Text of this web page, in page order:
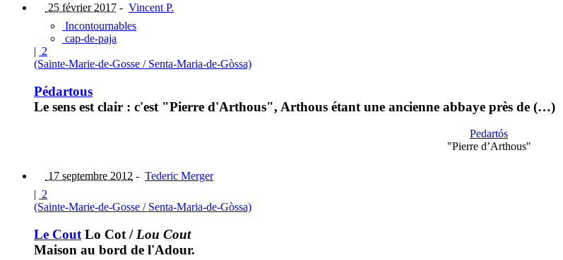
25 février 2017 - Vincent P.
Incontournables
cap-de-paja
| 2
(Sainte-Marie-de-Gosse / Senta-Maria-de-Gòssa)
Pédartous
Le sens est clair : c'est "Pierre d'Arthous", Arthous étant une ancienne abbaye près de (…)
Pedartós
"Pierre d’Arthous"
17 septembre 2012 - Tederic Merger
2
(Sainte-Marie-de-Gosse / Senta-Maria-de-Gòssa)
Le Cout Lo Cot / Lou Cout
Maison au bord de l'Adour.